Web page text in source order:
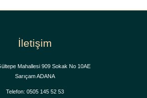
İletişim
Mahallesi 909 Sokak No 10AE
Sarıçam ADANA
Telefon: 0505 145 52 53